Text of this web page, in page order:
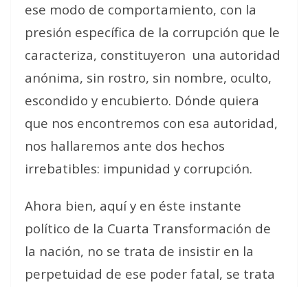
ese modo de comportamiento, con la
presión específica de la corrupción que le
caracteriza, constituyeron una autoridad
anónima, sin rostro, sin nombre, oculto,
escondido y encubierto. Dónde quiera
que nos encontremos con esa autoridad,
nos hallaremos ante dos hechos
irrebatibles: impunidad y corrupción.
Ahora bien, aquí y en éste instante
político de la Cuarta Transformación de
la nación, no se trata de insistir en la
perpetuidad de ese poder fatal, se trata